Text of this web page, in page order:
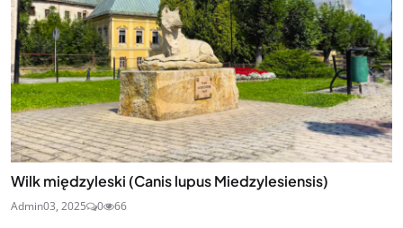
Wilk międzyleski (Canis lupus Miedzylesiensis)
Admin03, 2025 0 66